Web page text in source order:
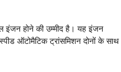
इंजन होने की उम्मीद है। यह इंजन
ऑटोमैटिक ट्रांसमिशन दोनों के साथ